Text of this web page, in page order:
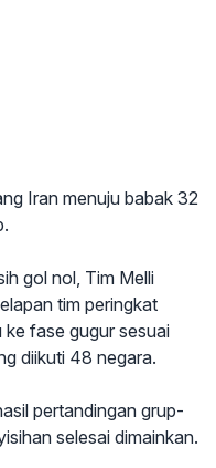
Iran menuju babak 32
gol nol, Tim Melli
tim peringkat
ke fase gugur sesuai
diikuti 48 negara.
pertandingan grup-
selesai dimainkan.